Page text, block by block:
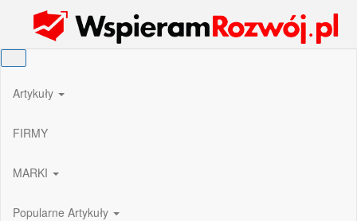
Wspieram Rozwój PL
Artykuły
FIRMY
MARKI
Popularne Artykuły